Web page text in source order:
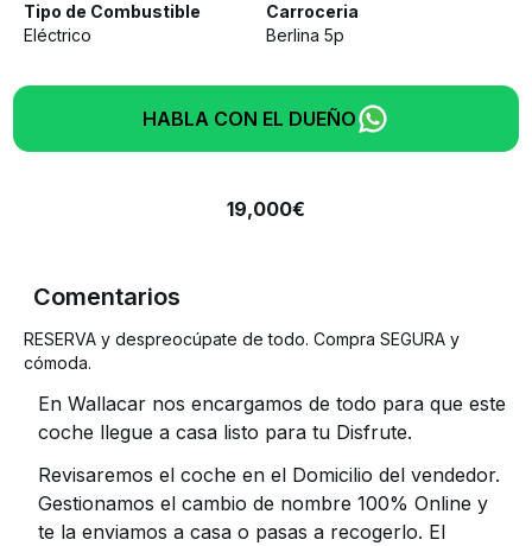
Tipo de Combustible
Eléctrico
Carroceria
Berlina 5p
HABLA CON EL DUEÑO
19,000€
Comentarios
RESERVA y despreocúpate de todo. Compra SEGURA y
cómoda.
En Wallacar nos encargamos de todo para que este
coche llegue a casa listo para tu Disfrute.
Revisaremos el coche en el Domicilio del vendedor.
Gestionamos el cambio de nombre 100% Online y
te la enviamos a casa o pasas a recogerlo. El